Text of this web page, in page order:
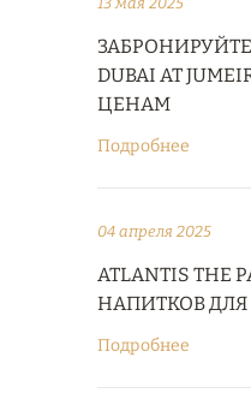
ЗАБРОНИРУЙТЕ
DUBAI AT
ЦЕНАМ
Подробнее
04 апреля 2025
ATLANTIS THE
НАПИТКОВ ДЛЯ
Подробнее